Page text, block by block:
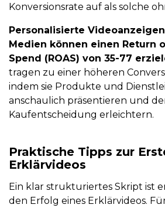
Konversionsrate auf als solche
Personalisierte
Medien können einen Return
Spend (ROAS) von 35-77
tragen zu einer höheren
indem sie Produkte und
anschaulich präsentieren und
Kaufentscheidung erleichtern.
Praktische Tipps zur
Erklärvideos
Ein klar strukturiertes Skript ist
den Erfolg eines Erklärvideos.